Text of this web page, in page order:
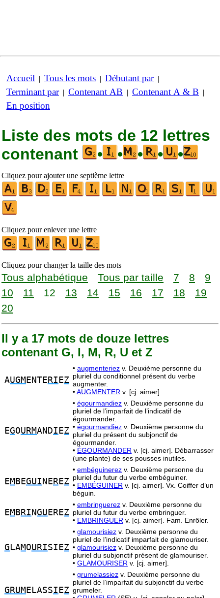
Accueil | Tous les mots | Débutant par|
Terminant par| Contenant AB | Contenant A & B |
En position
Liste des mots de 12 lettres
contenant
• • • • •
Cliquez pour ajouter une septième lettre
Cliquez pour enlever une lettre
Cliquez pour changer la taille des mots
Tous alphabétique Tous par taille 7 8
9
10
11 12 13 14 15 16 17 18
19
20
Il y a 17 mots de douze lettres
contenant G, I, M, R, U et Z
AUGM ENTE RI EZ
• augmenteriez v. Deuxième personne du
pluriel du conditionnel présent du verbe
augmenter.
•AUGMENTER v. [cj. aimer].
EGOURMANDI EZ
• égourmandiez v. Deuxième personne du
pluriel de l’imparfait de l’indicatif de
égourmander.
• égourmandiez v. Deuxième personne du
pluriel du présent du subjonctif de
égourmander.
• ÉGOURMANDER v. [cj. aimer]. Débarrasser
(une plante) de ses pousses inutiles.
EM BEGUI NE REZ
• embéguinerez v. Deuxième personne du
pluriel du futur du verbe embéguiner.
• EMBÉGUINER v. [cj. aimer]. Vx. Coiffer d’un
béguin.
EM B RI NGU EREZ
• embringuerez v. Deuxième personne du
pluriel du futur du verbe embringuer.
• EMBRINGUER v. [cj. aimer]. Fam. Enrôler.
G LAMOURISIEZ
• glamourisiez v. Deuxième personne du
pluriel de l’indicatif imparfait de glamouriser.
• glamourisiez v. Deuxième personne du
pluriel du subjonctif présent de glamouriser.
• GLAMOURISER v. [cj. aimer].
GRUM ELASSI EZ
• grumelassiez v. Deuxième personne du
pluriel de l’imparfait du subjonctif du verbe
grumeler.